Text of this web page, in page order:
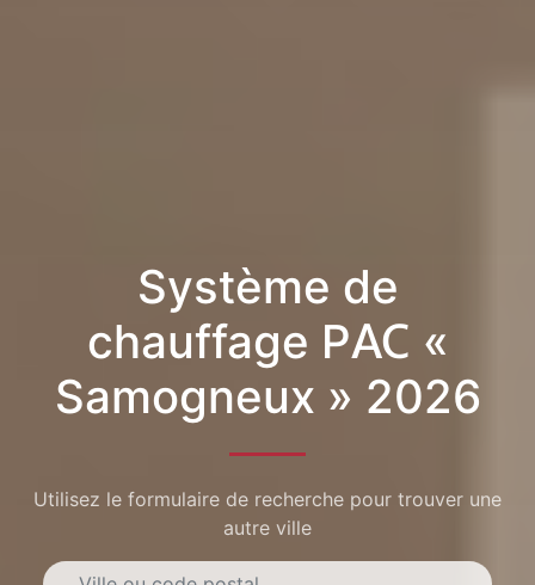
Système de
chauffage PAC «
Samogneux » 2026
Utilisez le formulaire de recherche pour trouver une
autre ville